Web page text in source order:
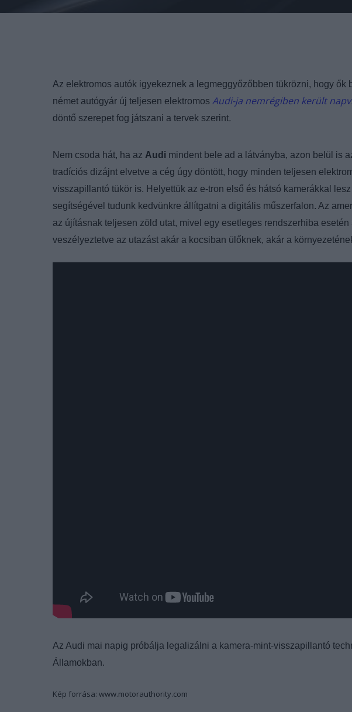
Az elektromos autók igyekeznek a legmeggyőzőbben tükrözni, hogy ők
német autógyár új teljesen elektromos Audi-ja nemrégiben került
döntő szerepet fog játszani a tervek szerint.
Nem csoda hát, ha az Audi mindent bele ad a látványba, azon belül is
tradíciós dizájnt elvetve a cég úgy döntött, hogy minden teljesen
visszapillantó tükör is. Helyettük az e-tron első és hátsó kamerákkal
segítségével tudunk kedvünkre állítgatni a digitális műszerfalon. Az
az újításnak teljesen zöld utat, mivel egy esetleges rendszerhiba
veszélyeztetve az utazást akár a kocsiban ülőknek, akár a
Az Audi mai napig próbálja legalizálni a kamera-mint-visszapillantó
Államokban.
Kép forrása: www.motorauthority.com